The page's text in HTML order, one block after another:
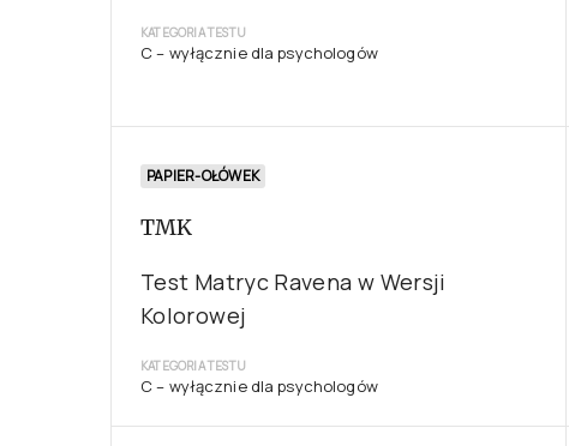
KATEGORIA TESTU
C – wyłącznie dla psychologów
PAPIER-OŁÓWEK
TMK
Test Matryc Ravena w Wersji
Kolorowej
KATEGORIA TESTU
C – wyłącznie dla psychologów